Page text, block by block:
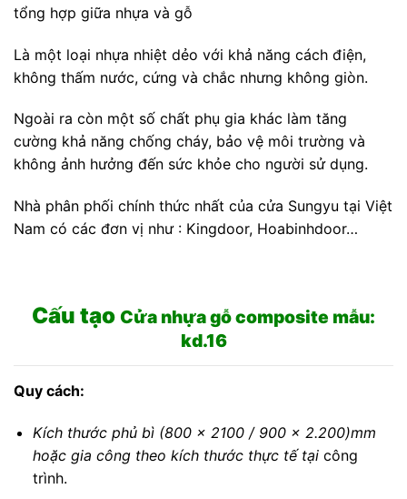
tổng hợp giữa nhựa và gỗ
Là một loại nhựa nhiệt dẻo với khả năng cách điện,
không thấm nước, cứng và chắc nhưng không giòn.
Ngoài ra còn một số chất phụ gia khác làm tăng
cường khả năng chống cháy, bảo vệ môi trường và
không ảnh hưởng đến sức khỏe cho người sử dụng.
Nhà phân phối chính thức nhất của cửa Sungyu tại Việt
Nam có các đơn vị như : Kingdoor, Hoabinhdoor…
Cấu tạo Cửa nhựa gỗ composite mẫu:
kd.16
Quy cách:
Kích thước phủ bì (800 x 2100 / 900 x 2.200)mm
hoặc gia công theo kích thước thực tế tại công
trình.